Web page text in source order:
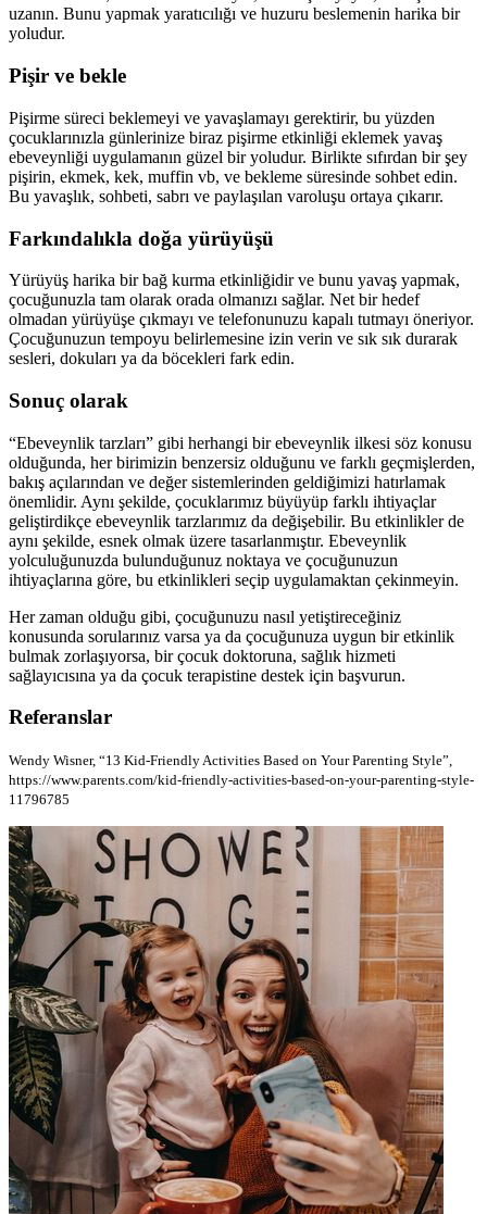
uzanın. Bunu yapmak yaratıcılığı ve huzuru beslemenin harika bir
yoludur.
Pişir ve bekle
Pişirme süreci beklemeyi ve yavaşlamayı gerektirir, bu yüzden
çocuklarınızla günlerinize biraz pişirme etkinliği eklemek yavaş
ebeveynliği uygulamanın güzel bir yoludur. Birlikte sıfırdan bir şey
pişirin, ekmek, kek, muffin vb, ve bekleme süresinde sohbet edin.
Bu yavaşlık, sohbeti, sabrı ve paylaşılan varoluşu ortaya çıkarır.
Farkındalıkla doğa yürüyüşü
Yürüyüş harika bir bağ kurma etkinliğidir ve bunu yavaş yapmak,
çocuğunuzla tam olarak orada olmanızı sağlar. Net bir hedef
olmadan yürüyüşe çıkmayı ve telefonunuzu kapalı tutmayı öneriyor.
Çocuğunuzun tempoyu belirlemesine izin verin ve sık sık durarak
sesleri, dokuları ya da böcekleri fark edin.
Sonuç olarak
“Ebeveynlik tarzları” gibi herhangi bir ebeveynlik ilkesi söz konusu
olduğunda, her birimizin benzersiz olduğunu ve farklı geçmişlerden,
bakış açılarından ve değer sistemlerinden geldiğimizi hatırlamak
önemlidir. Aynı şekilde, çocuklarımız büyüyüp farklı ihtiyaçlar
geliştirdikçe ebeveynlik tarzlarımız da değişebilir. Bu etkinlikler de
aynı şekilde, esnek olmak üzere tasarlanmıştır. Ebeveynlik
yolculuğunuzda bulunduğunuz noktaya ve çocuğunuzun
ihtiyaçlarına göre, bu etkinlikleri seçip uygulamaktan çekinmeyin.
Her zaman olduğu gibi, çocuğunuzu nasıl yetiştireceğiniz
konusunda sorularınız varsa ya da çocuğunuza uygun bir etkinlik
bulmak zorlaşıyorsa, bir çocuk doktoruna, sağlık hizmeti
sağlayıcısına ya da çocuk terapistine destek için başvurun.
Referanslar
Wendy Wisner, “13 Kid-Friendly Activities Based on Your Parenting Style”,
https://www.parents.com/kid-friendly-activities-based-on-your-parenting-style-
11796785